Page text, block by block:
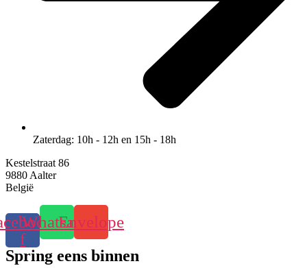
Zaterdag: 10h - 12h en 15h - 18h
Kestelstraat 86
9880 Aalter
België
f
WhatsappEnvelope
Spring eens binnen